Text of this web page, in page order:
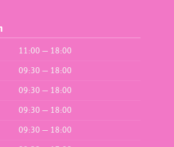
11:00 — 18:00
09:30 — 18:00
09:30 — 18:00
09:30 — 18:00
09:30 — 18:00